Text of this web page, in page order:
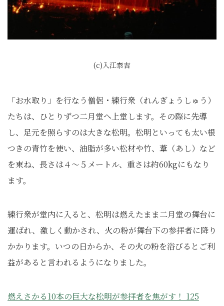
(c)入江泰吉
「お水取り」を行なう僧侶・練行衆（れんぎょうしゅう）
たちは、ひとりずつ二月堂へ上堂します。その際に先導
し、足元を照らすのは大きな松明。松明といっても太い根
つきの青竹を使い、油脂が多い松材や竹、葦（あし）など
を束ね、長さは４～５メートル、重さは約60kgにもなり
ます。
練行衆が堂内に入ると、松明は燃えたまま二月堂の舞台に
運ばれ、激しく動かされ、火の粉が舞台下の参拝者に降り
かかります。いつの日からか、その火の粉を浴びるとご利
益があると言われるようになりました。
燃えさかる10本の巨大な松明が参拝者を焦がす！ 125